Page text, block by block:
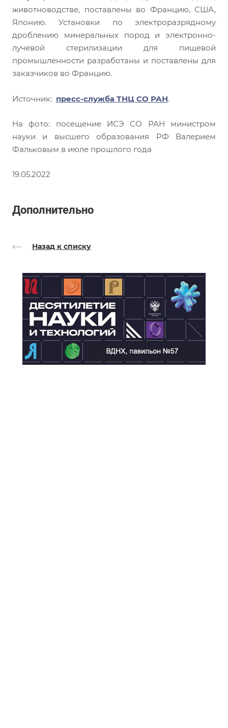
животноводстве, поставлены во Францию, США,
Японию. Установки по электроразрядному
дроблению минеральных пород и электронно-
лучевой стерилизации для пищевой
промышленности разработаны и поставлены для
заказчиков во Францию.
Источник: пресс-служба ТНЦ СО РАН.
На фото: посещение ИСЭ СО РАН министром
науки и высшего образования РФ Валерием
Фальковым в июле прошлого года
19.05.2022
Дополнительно
Назад к списку